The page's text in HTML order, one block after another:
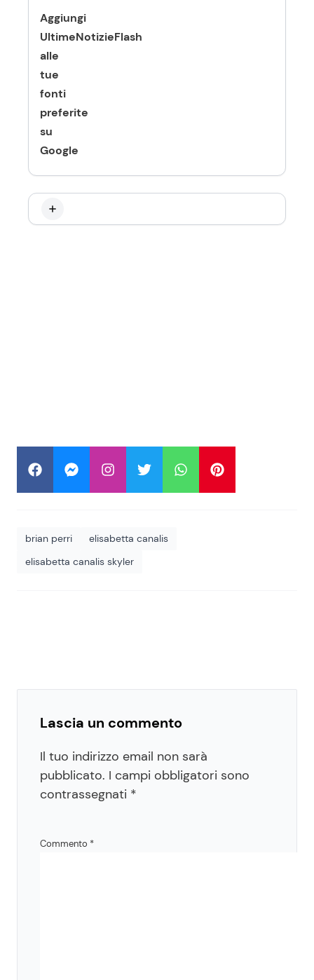
Aggiungi
UltimeNotizieFlash
alle
tue
fonti
preferite
su
Google
brian perri
elisabetta canalis
elisabetta canalis skyler
Lascia un commento
Il tuo indirizzo email non sarà
pubblicato. I campi obbligatori sono
contrassegnati *
Commento *